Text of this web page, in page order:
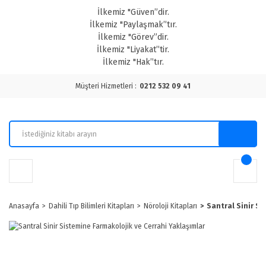
İlkemiz "Güven”dir.
İlkemiz "Paylaşmak”tır.
İlkemiz "Görev”dir.
İlkemiz "Liyakat”tir.
İlkemiz "Hak”tır.
Müşteri Hizmetleri : 0212 532 09 41
Anasayfa Dahili Tıp Bilimleri Kitapları Nöroloji Kitapları Santral Sinir